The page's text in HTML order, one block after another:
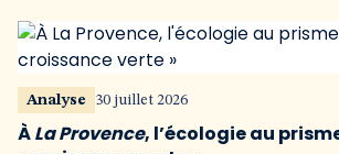
Analyse 30 juillet 2026
ÀLa Provence, l’écologie au